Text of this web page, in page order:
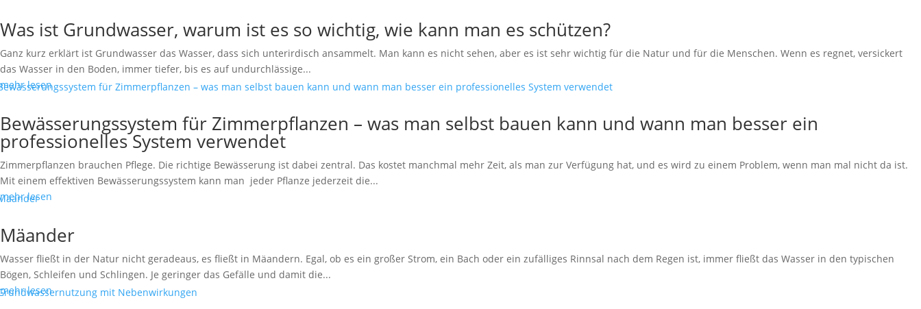
Was ist Grundwasser, warum ist es so wichtig, wie kann man es schützen?
Ganz kurz erklärt ist Grundwasser das Wasser, dass sich unterirdisch ansammelt. Man kann es nicht sehen, aber es ist sehr wichtig für die Natur und für die Menschen. Wenn es regnet, versickert
das Wasser in den Boden, immer tiefer, bis es auf undurchlässige...
mehr lesen
Bewässerungssystem für Zimmerpflanzen – was man selbst bauen kann und wann man besser ein
professionelles System verwendet
Zimmerpflanzen brauchen Pflege. Die richtige Bewässerung ist dabei zentral. Das kostet manchmal mehr Zeit, als man zur Verfügung hat, und es wird zu einem Problem, wenn man mal nicht da ist.
Mit einem effektiven Bewässerungssystem kann man jeder Pflanze jederzeit die...
mehr lesen
Mäander
Wasser fließt in der Natur nicht geradeaus, es fließt in Mäandern. Egal, ob es ein großer Strom, ein Bach oder ein zufälliges Rinnsal nach dem Regen ist, immer fließt das Wasser in den typischen
Bögen, Schleifen und Schlingen. Je geringer das Gefälle und damit die...
mehr lesen